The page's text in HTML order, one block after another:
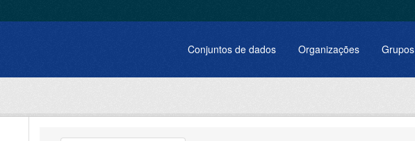
Conjuntos de dados Organizações Grupos